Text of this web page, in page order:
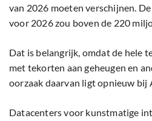
van 2026 moeten verschijnen.
voor 2026 zou boven de 220
Dat is belangrijk, omdat de hele
met tekorten aan geheugen en
oorzaak daarvan ligt opnieuw bij
Datacenters voor kunstmatige